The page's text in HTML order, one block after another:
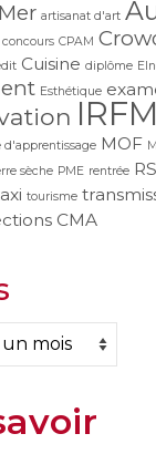
artisanat d'art
concours CPAM
Cuisine diplôme
Esthétique
d'apprentissage MOF
sèche PME rentrée
tourisme
CMA